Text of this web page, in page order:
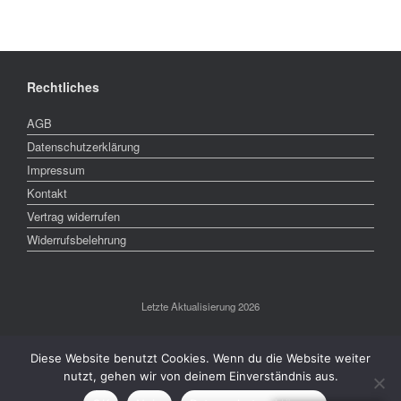
Rechtliches
AGB
Datenschutzerklärung
Impressum
Kontakt
Vertrag widerrufen
Widerrufsbelehrung
Letzte Aktualisierung 2026
Diese Website benutzt Cookies. Wenn du die Website weiter
nutzt, gehen wir von deinem Einverständnis aus.